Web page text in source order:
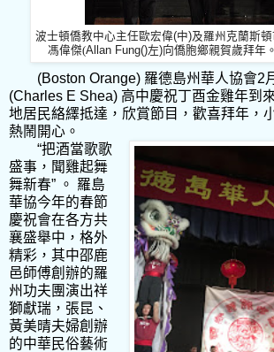
波士頓僑教中心主任歐宏偉(中)及羅州克蘭斯頓
馮偉傑(Allan Fung()左)向僑胞鄉親賀歲拜年
(Boston Orange) 羅德島州華人協會2
(Charles E Shea) 高中慶祝丁酉金雞年到
地居民絡繹抵達，欣賞節目，歡喜拜年，
熱鬧開心。
“把酒當歌歌
盛事，聞雞起舞
舞新春” 。 羅島
華協今年的春節
慶祝會在各方共
襄盛舉中，格外
精彩，其中邵鹿
邑師傅創辦的羅
州功夫團演出祥
獅獻瑞，張昆、
黃美晴夫婦創辦
的中華民俗藝術